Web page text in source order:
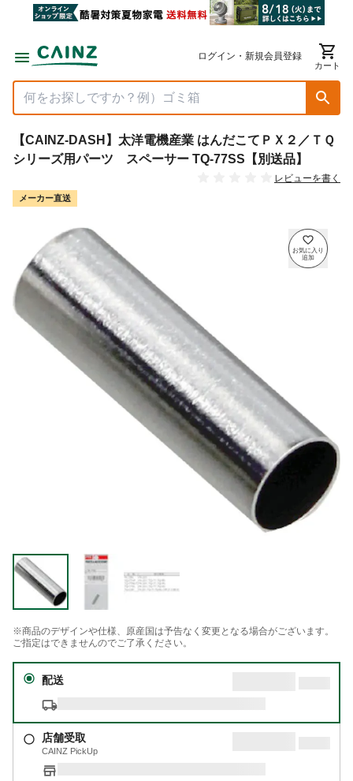
ログイン・新規会員登録
カート
【CAINZ-DASH】太洋電機産業 はんだこてＰＸ２／ＴＱ
シリーズ用パーツ スペーサー TQ-77SS【別送品】
レビューを書く
メーカー直送
※商品のデザインや仕様、原産国は予告なく変更となる場合がございます。
ご指定はできませんのでご了承ください。
配送
店舗受取
CAINZ PickUp